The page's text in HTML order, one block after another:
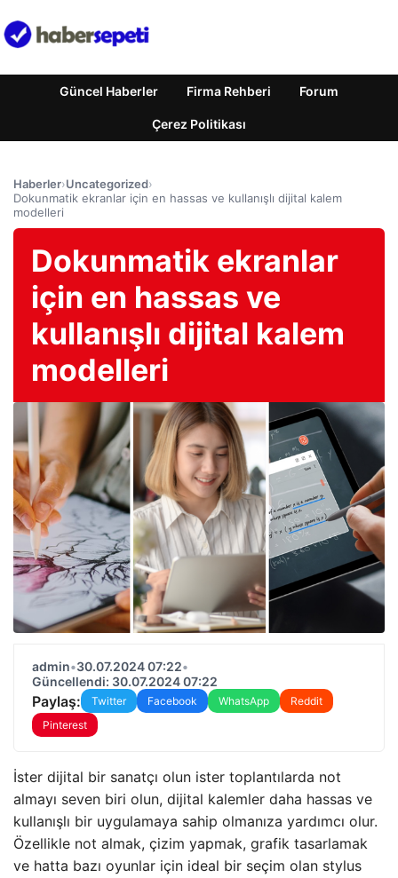
Güncel Haberler Firma Rehberi Forum
Çerez Politikası
Haberler›Uncategorized›
Dokunmatik ekranlar için en hassas ve kullanışlı dijital kalem
modelleri
Dokunmatik ekranlar
için en hassas ve
kullanışlı dijital kalem
modelleri
admin•30.07.2024 07:22•
Güncellendi: 30.07.2024 07:22
Paylaş: Twitter Facebook WhatsApp
Reddit
Pinterest
İster dijital bir sanatçı olun ister toplantılarda not
almayı seven biri olun, dijital kalemler daha hassas ve
kullanışlı bir uygulamaya sahip olmanıza yardımcı olur.
Özellikle not almak, çizim yapmak, grafik tasarlamak
ve hatta bazı oyunlar için ideal bir seçim olan stylus